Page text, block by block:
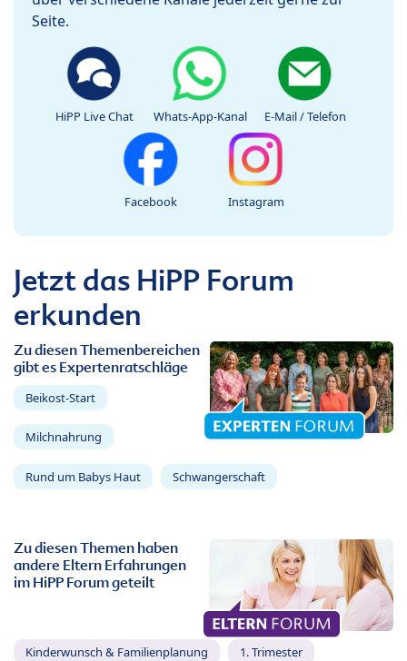
Seite.
HiPP Live Chat Whats-App-Kanal E-Mail / Telefon
Facebook Instagram
Jetzt das HiPP Forum
erkunden
Zu diesen Themenbereichen
gibt es Expertenratschläge
Beikost-Start
Milchnahrung
Rund um Babys Haut Schwangerschaft
Zu diesen Themen haben
andere Eltern Erfahrungen
im HiPP Forum geteilt
Kinderwunsch & Familienplanung 1. Trimester